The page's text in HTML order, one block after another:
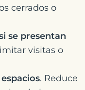
cerrados o
se presentan
visitas o
. Reduce